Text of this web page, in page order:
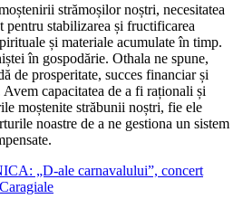
strămoșilor noștri, necesitatea
stabilizarea și fructificarea
și materiale acumulate în timp.
în gospodărie. Othala ne spune,
de prosperitate, succes financiar și
capacitatea de a fi raționali și
moștenite străbunii noștri, fie ele
noastre de a ne gestiona un sistem
„D-ale carnavalului”, concert